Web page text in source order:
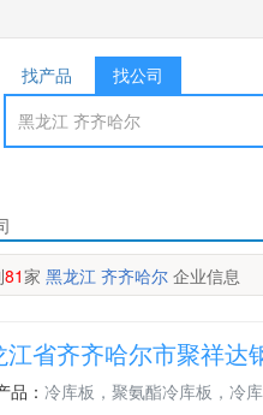
找产品 找公司
81家 黑龙江 齐齐哈尔企业信息
江省齐齐哈尔市聚祥达
品： 冷库板，聚氨酯冷库板，冷